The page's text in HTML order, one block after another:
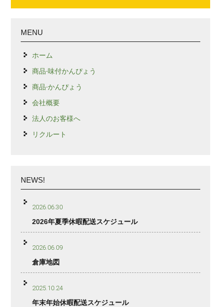
MENU
ホーム
商品-味付かんぴょう
商品-かんぴょう
会社概要
法人のお客様へ
リクルート
NEWS!
2026.06.30
2026年夏季休暇配送スケジュール
2026.06.09
倉庫地図
2025.10.24
年末年始休暇配送スケジュール